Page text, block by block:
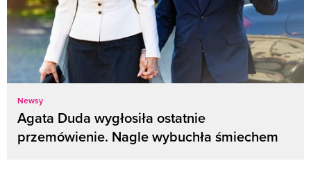
Newsy
Agata Duda wygłosiła ostatnie
przemówienie. Nagle wybuchła śmiechem